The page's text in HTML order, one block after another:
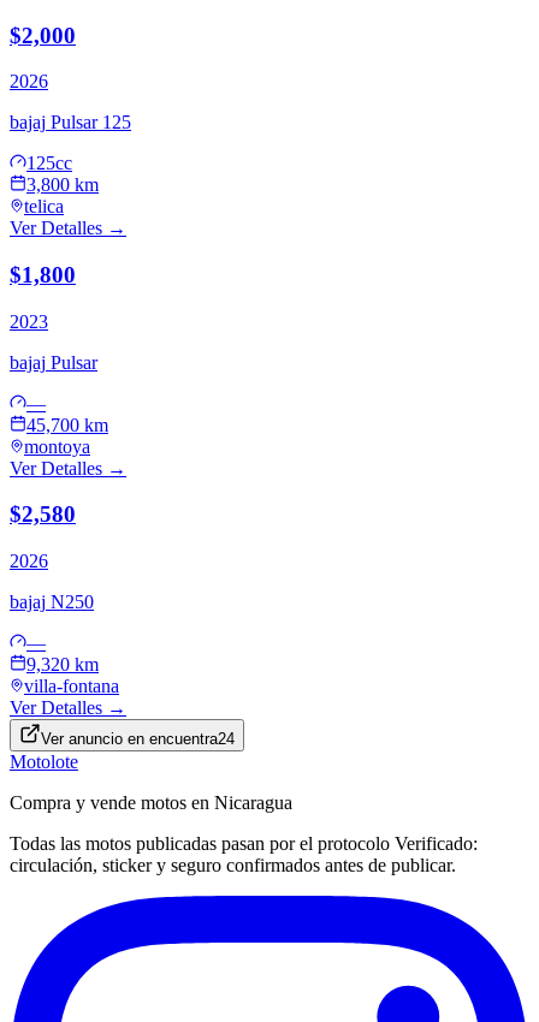
$2,000
2026
bajaj Pulsar 125
125cc
3,800 km
telica
Ver Detalles →
$1,800
2023
bajaj Pulsar
—
45,700 km
montoya
Ver Detalles →
$2,580
2026
bajaj N250
—
9,320 km
villa-fontana
Ver Detalles →
Ver anuncio en encuentra24
Motolote
Compra y vende motos en Nicaragua
Todas las motos publicadas pasan por el protocolo Verificado:
circulación, sticker y seguro confirmados antes de publicar.